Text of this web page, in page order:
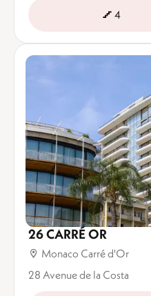
4
26 CARRÉ OR
Monaco Carré d'Or
28 Avenue de la Costa